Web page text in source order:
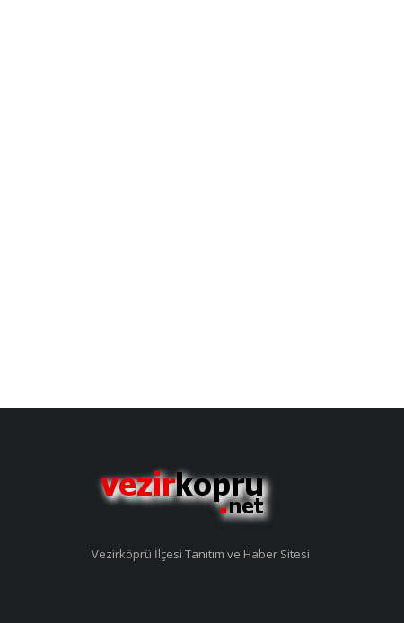
Vezirköprü İlçesi Tanıtım ve Haber Sitesi